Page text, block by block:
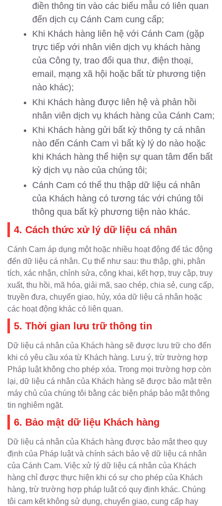
điền thông tin vào các biểu mẫu có liên quan
đến dịch cụ Cánh Cam cung cấp;
Khi Khách hàng liên hệ với Cánh Cam (gặp
trực tiếp với nhân viên dịch vụ khách hàng
của Công ty, trao đổi qua thư, điện thoại,
email, mạng xã hội hoặc bất từ phương tiện
nào khác);
Khi Khách hàng được liên hệ và phản hồi
nhân viên dịch vụ khách hàng của Cánh Cam;
Khi Khách hàng gửi bất kỳ thông ty cá nhân
nào đến Cánh Cam vì bất kỳ lý do nào hoặc
khi Khách hàng thể hiện sự quan tâm đến bất
kỳ dịch vụ nào của chúng tôi;
Cánh Cam có thể thu thập dữ liệu cá nhân
của Khách hàng có tương tác với chúng tôi
thông qua bất kỳ phương tiện nào khác.
4. Cách thức xử lý dữ liệu cá nhân
Cánh Cam áp dụng một hoặc nhiều hoạt động để tác động
đến dữ liệu cá nhân. Cụ thể như sau: thu thập, ghi, phân
tích, xác nhận, chỉnh sửa, công khai, kết hợp, truy cập, truy
xuất, thu hồi, mã hóa, giải mã, sao chép, chia sẻ, cung cấp,
truyền đưa, chuyển giao, hủy, xóa dữ liệu cá nhân hoặc
các hoạt động khác có liên quan.
5. Thời gian lưu trữ thông tin
Dữ liệu cá nhân của Khách hàng sẽ được lưu trữ cho đến
khi có yêu cầu xóa từ Khách hàng. Lưu ý, trừ trường hợp
Pháp luật không cho phép xóa. Trong mọi trường hợp còn
lại, dữ liệu cá nhân của Khách hàng sẽ được bảo mật trên
máy chủ của chúng tôi bằng các biện pháp bảo mật thông
tin nghiêm ngặt.
6. Bảo mật dữ liệu Khách hàng
Dữ liệu cá nhân của Khách hàng được bảo mật theo quy
định của Pháp luật và chính sách bảo vệ dữ liệu cá nhân
của Cánh Cam. Việc xử lý dữ liệu cá nhân của Khách
hàng chỉ được thực hiện khi có sự cho phép của Khách
hàng, trừ trường hợp pháp luật có quy định khác. Chúng
tôi cam kết không sử dụng, chuyển giao, cung cấp hay